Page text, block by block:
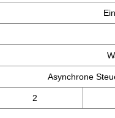
Asynchrone
2